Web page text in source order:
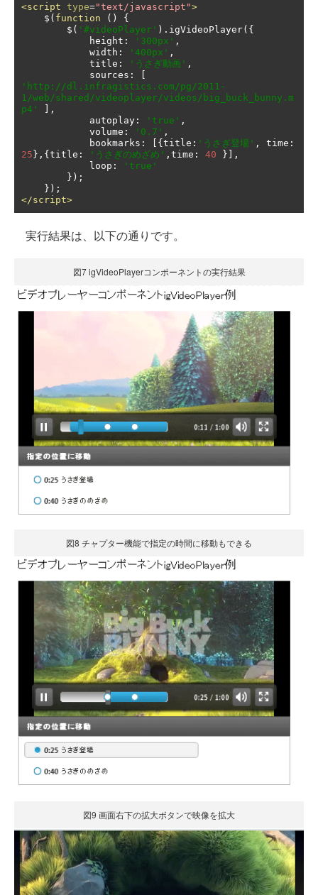
<script type="text/javascript">
    $
( function ()
{
        $
( '#videoPlayer' ). igVideoPlayer({
            height
: '300px' ,
            width
: '400px' ,
            title
: 'うさぎ動画' ,
            sources
:
[
'http://dl.infragistics.com/pg/2011-
1/web/shared/videoplayer/videos/big_buck_bunny.m
p4'
],
            autoplay
: 'true' ,
            volume
: '0.7' ,
            bookmarks
: [{title : 'うさぎ登場' , time :
25},{title : 'うさぎのめざめ' , time : 40
}],
            loop
:
'true'
});
});
</script>
実行結果は、以下の通りです。
図7 igVideoPlayerコンポーネントの実行結果
図8 チャプター機能で指定の時間に移動もできる
図9 画面右下の拡大ボタンで映像を拡大